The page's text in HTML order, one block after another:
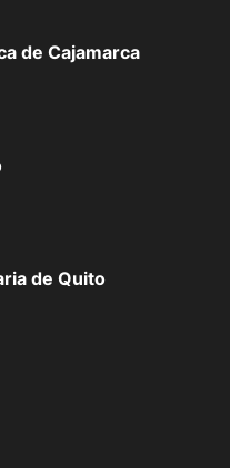
de Cajamarca
de Quito